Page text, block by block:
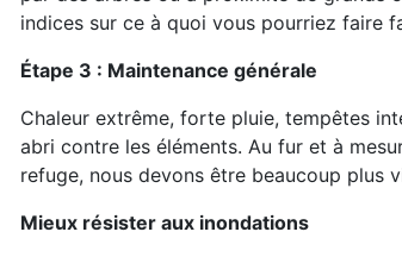
indices sur ce à quoi vous pourriez faire
Étape 3 : Maintenance générale
Chaleur extrême, forte pluie, tempêtes
abri contre les éléments. Au fur et à
refuge, nous devons être beaucoup plus
Mieux résister aux inondations